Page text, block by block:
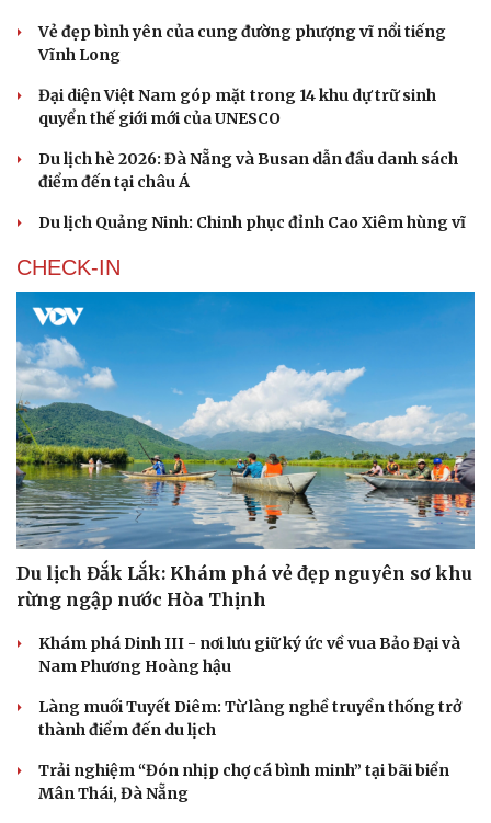
Vẻ đẹp bình yên của cung đường phượng vĩ nổi tiếng
Vĩnh Long
Đại diện Việt Nam góp mặt trong 14 khu dự trữ sinh
quyển thế giới mới của UNESCO
Du lịch hè 2026: Đà Nẵng và Busan dẫn đầu danh sách
điểm đến tại châu Á
Du lịch Quảng Ninh: Chinh phục đỉnh Cao Xiêm hùng vĩ
CHECK-IN
Du lịch Đắk Lắk: Khám phá vẻ đẹp nguyên sơ khu
rừng ngập nước Hòa Thịnh
Khám phá Dinh III - nơi lưu giữ ký ức về vua Bảo Đại và
Nam Phương Hoàng hậu
Làng muối Tuyết Diêm: Từ làng nghề truyền thống trở
thành điểm đến du lịch
Trải nghiệm “Đón nhịp chợ cá bình minh” tại bãi biển
Mân Thái, Đà Nẵng